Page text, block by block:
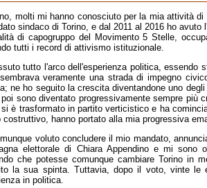
molti mi hanno conosciuto per la mia attività
sindaco di Torino, e dal 2011 al 2016 ho
di capogruppo del Movimento 5 Stelle,
tutti i record di attivismo istituzionale.
tutto l'arco dell'esperienza politica, essendo
veramente una strada di impegno
ne ho seguito la crescita diventandone uno
sono diventato progressivamente sempre più
è trasformato in partito verticistico e ha
costruttivo, hanno portato alla mia progressiva
voluto concludere il mio mandato,
elettorale di Chiara Appendino e mi
che potesse comunque cambiare Torino in
la sua spinta. Tuttavia, dopo il voto, vinte
in politica.